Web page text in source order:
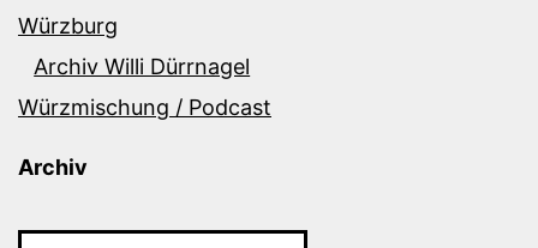
Würzburg
Archiv Willi Dürrnagel
Würzmischung / Podcast
Archiv